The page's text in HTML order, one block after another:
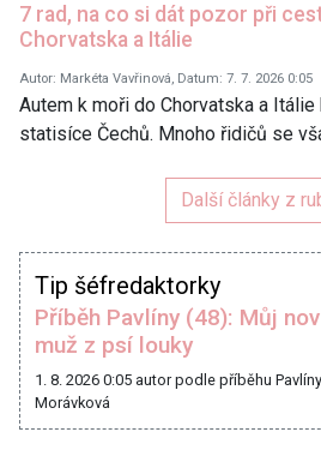
7 rad, na co si dát pozor při
Chorvatska a Itálie
Autor: Markéta Vavřinová, Datum: 7. 7. 2026 0:05
Autem k moři do Chorvatska a
statisíce Čechů. Mnoho řidičů se
Další články z
Tip šéfredaktorky
Příběh Pavlíny (48): Můj
muž z psí louky
1. 8. 2026 0:05 autor podle příběhu
Morávková